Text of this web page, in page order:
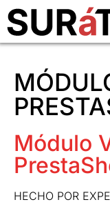
Módulo
HECHO POR